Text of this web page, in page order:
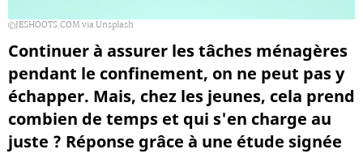
JESHOOTS.COM via Unsplash
Continuer à assurer les tâches ménagères
pendant le confinement, on ne peut pas y
échapper. Mais, chez les jeunes, cela prend
combien de temps et qui s'en charge au
juste ? Réponse grâce à une étude signée